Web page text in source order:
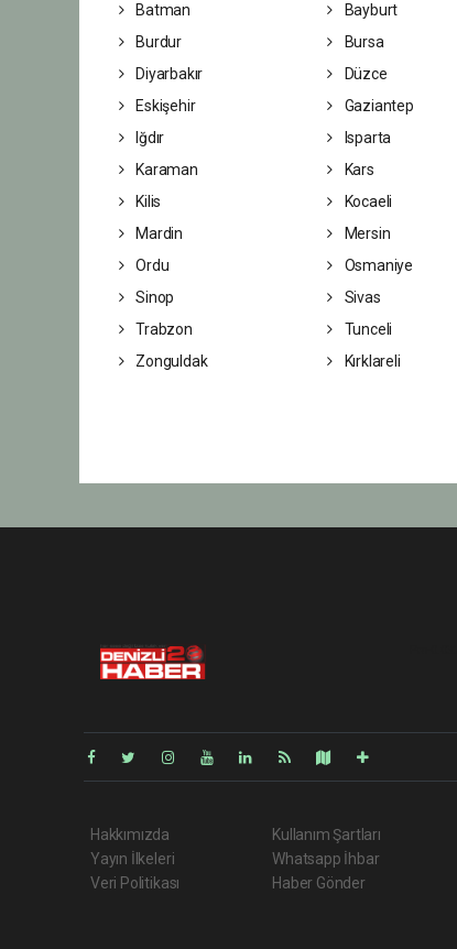
Batman
Bayburt
Burdur
Bursa
Diyarbakır
Düzce
Eskişehir
Gaziantep
Iğdır
Isparta
Karaman
Kars
Kilis
Kocaeli
Mardin
Mersin
Ordu
Osmaniye
Sinop
Sivas
Trabzon
Tunceli
Zonguldak
Kırklareli
Hakkımızda
Yayın İlkeleri
Veri Politikası
Kullanım Şartları
Whatsapp İhbar
Haber Gönder